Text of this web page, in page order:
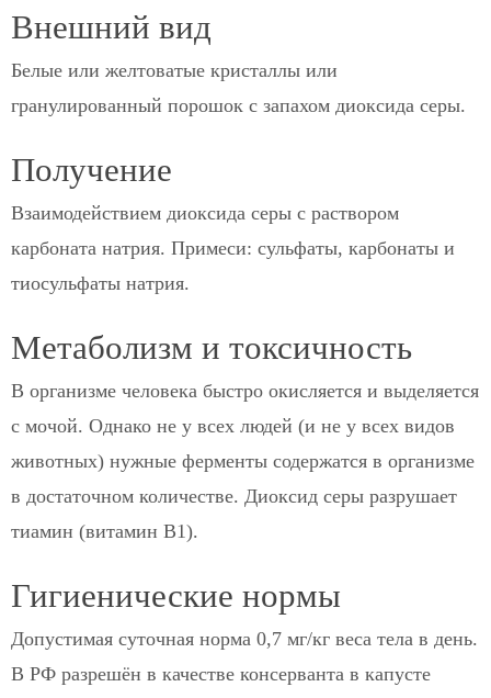
Внешний вид
Белые или желтоватые кристаллы или
гранулированный порошок с запахом диоксида серы.
Получение
Взаимодействием диоксида серы с раствором
карбоната натрия. Примеси: сульфаты, карбонаты и
тиосульфаты натрия.
Метаболизм и токсичность
В организме человека быстро окисляется и выделяется
с мочой. Однако не у всех людей (и не у всех видов
животных) нужные ферменты содержатся в организме
в достаточном количестве. Диоксид серы разрушает
тиамин (витамин B1).
Гигиенические нормы
Допустимая суточная норма 0,7 мг/кг веса тела в день.
В РФ разрешён в качестве консерванта в капусте